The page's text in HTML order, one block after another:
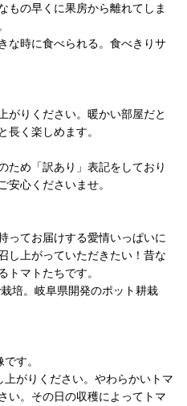
もの早くに果房から離れてしま
な時に食べられる。食べきりサ
がりください。暖かい部屋だと
長く楽しめます。
ため「訳あり」表記をしており
安心くださいませ。
ってお届けする愛情いっぱいに
し上がっていただきたい！昔な
トマトたちです。
培。岐阜県開発のポット耕栽
す。
がりください。やわらかいトマ
い。その日の収穫によってトマ